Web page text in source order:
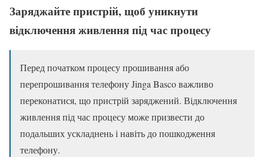
Заряджайте пристрій, щоб уникнути
відключення живлення під час процесу
Перед початком процесу прошивання або
перепрошивання телефону Jinga Basco важливо
переконатися, що пристрій заряджений. Відключення
живлення під час процесу може призвести до
подальших ускладнень і навіть до пошкодження
телефону.